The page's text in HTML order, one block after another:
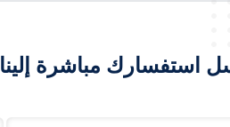
استفسارك مباشرة إلينا